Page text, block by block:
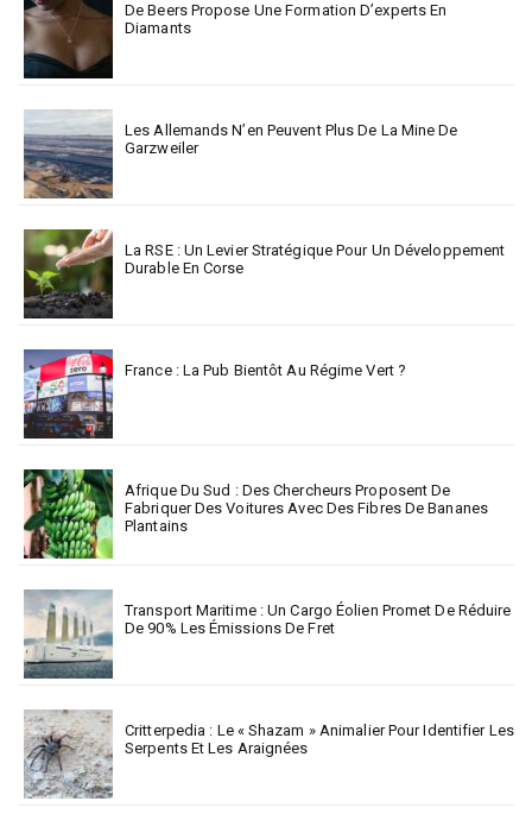
De Beers Propose Une Formation D’experts En
Diamants
Les Allemands N’en Peuvent Plus De La Mine De
Garzweiler
La RSE : Un Levier Stratégique Pour Un Développement
Durable En Corse
France : La Pub Bientôt Au Régime Vert ?
Afrique Du Sud : Des Chercheurs Proposent De
Fabriquer Des Voitures Avec Des Fibres De Bananes
Plantains
Transport Maritime : Un Cargo Éolien Promet De Réduire
De 90% Les Émissions De Fret
Critterpedia : Le « Shazam » Animalier Pour Identifier Les
Serpents Et Les Araignées